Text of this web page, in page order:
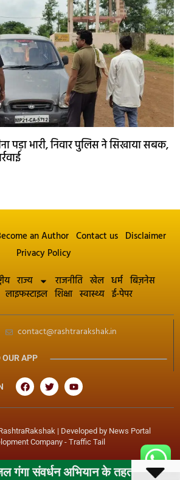
पड़ा भारी, निवार पुलिस ने सिखाया सबक,
an Author Contact us Disclaimer
Privacy Policy
राज्य राजनीति खेल धर्म बिज़नेस
लाइफस्टाइल शिक्षा स्वास्थ्य ई-पेपर
contact@rashtrarakshak.in
OUR APP
| Developed by News Portal
Company- Traffic Tail
के तहत महापौर के निर्देशन में